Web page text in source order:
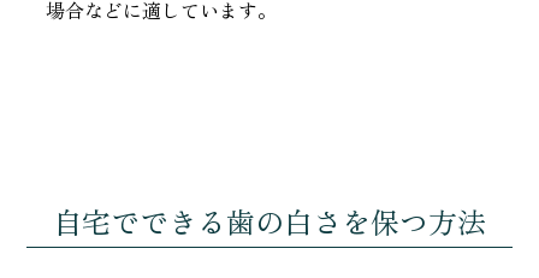
場合などに適しています。
自宅でできる歯の白さを保つ方法